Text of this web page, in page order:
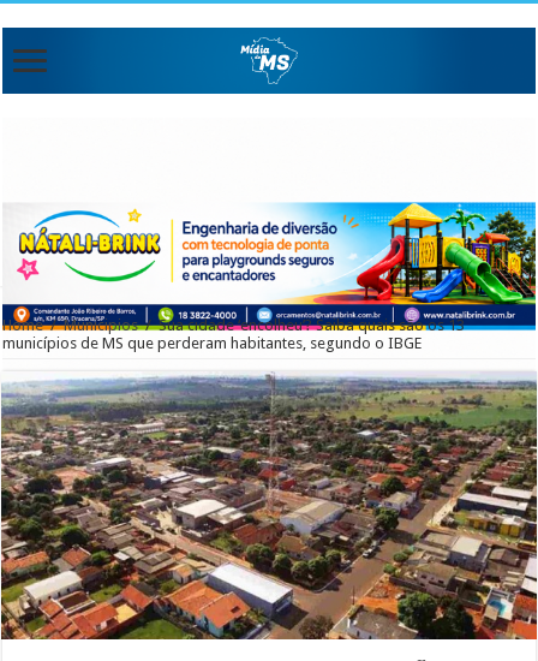
Home / Municipios / Sua cidade ‘encolheu’? Saiba quais são os 13
municípios de MS que perderam habitantes, segundo o IBGE